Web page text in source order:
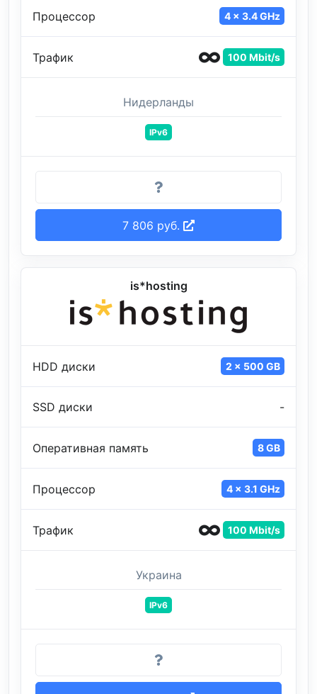
Процессор 4 x 3.4 GHz
Трафик 100 Mbit/s
Нидерланды
IPv6
7 806 руб.
is*hosting
HDD диски 2 x 500 GB
SSD диски -
Оперативная память 8 GB
Процессор 4 x 3.1 GHz
Трафик 100 Mbit/s
Украина
IPv6